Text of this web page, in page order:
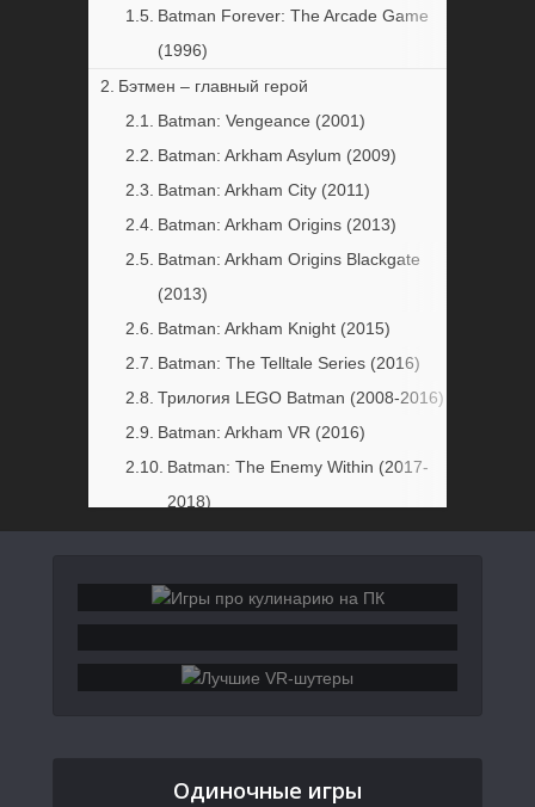
Batman Forever: The Arcade Game
(1996)
Бэтмен – главный герой
Batman: Vengeance (2001)
Batman: Arkham Asylum (2009)
Batman: Arkham City (2011)
Batman: Arkham Origins (2013)
Batman: Arkham Origins Blackgate
(2013)
Batman: Arkham Knight (2015)
Batman: The Telltale Series (2016)
Трилогия LEGO Batman (2008-2016)
Batman: Arkham VR (2016)
Batman: The Enemy Within (2017-
2018)
Бэтмен как один из игровых персонажей
Дилогия Injustice: Gods Among Us
Дилогия The Lego Movie Videogame
MultiVersus (2022)
Одиночные игры